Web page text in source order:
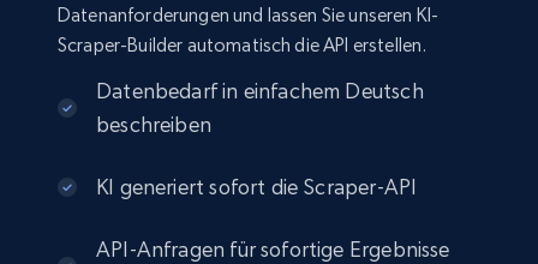
Datenanforderungen und lassen Sie unseren KI-
Scraper-Builder automatisch die API erstellen.
Datenbedarf in einfachem Deutsch
beschreiben
KI generiert sofort die Scraper-API
API-Anfragen für sofortige Ergebnisse